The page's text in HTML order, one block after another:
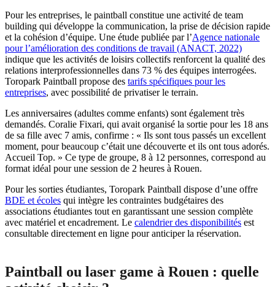
Pour les entreprises, le paintball constitue une activité de team
building qui développe la communication, la prise de décision rapide
et la cohésion d’équipe. Une étude publiée par l’Agence nationale
pour l’amélioration des conditions de travail (ANACT, 2022)
indique que les activités de loisirs collectifs renforcent la qualité des
relations interprofessionnelles dans 73 % des équipes interrogées.
Toropark Paintball propose des tarifs spécifiques pour les
entreprises, avec possibilité de privatiser le terrain.
Les anniversaires (adultes comme enfants) sont également très
demandés. Coralie Fixari, qui avait organisé la sortie pour les 18 ans
de sa fille avec 7 amis, confirme : « Ils sont tous passés un excellent
moment, pour beaucoup c’était une découverte et ils ont tous adorés.
Accueil Top. » Ce type de groupe, 8 à 12 personnes, correspond au
format idéal pour une session de 2 heures à Rouen.
Pour les sorties étudiantes, Toropark Paintball dispose d’une offre
BDE et écoles qui intègre les contraintes budgétaires des
associations étudiantes tout en garantissant une session complète
avec matériel et encadrement. Le calendrier des disponibilités est
consultable directement en ligne pour anticiper la réservation.
Paintball ou laser game à Rouen : quelle